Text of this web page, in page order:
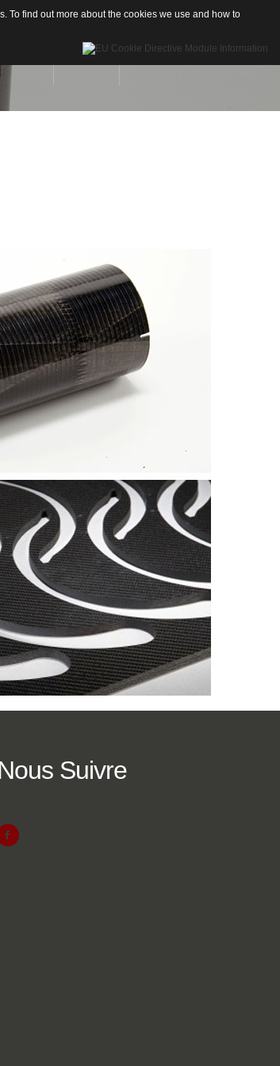
CONTACT
Suivre
To find out more about the cookies we use and how to